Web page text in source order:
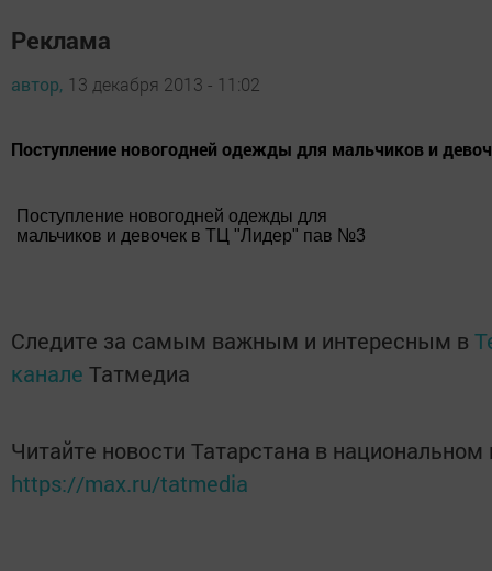
Реклама
автор, 13 декабря 2013 - 11:02
Поступление новогодней одежды для мальчиков и
Поступление новогодней одежды для
мальчиков и девочек в ТЦ "Лидер" пав №3
Следите за самым важным и интересным в
канале Татмедиа
Читайте новости Татарстана в
https://max.ru/tatmedia